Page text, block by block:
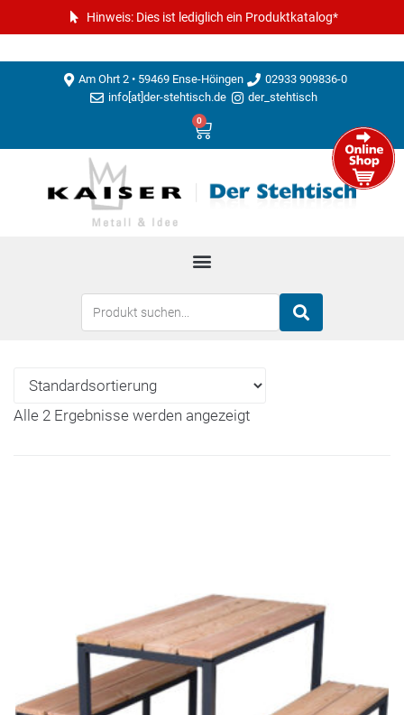
Hinweis: Dies ist lediglich ein Produktkatalog*
Am Ohrt 2 • 59469 Ense-Höingen
02933 909836-0
info[at]der-stehtisch.de
der_stehtisch
0
Alle 2 Ergebnisse werden angezeigt